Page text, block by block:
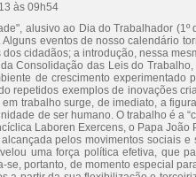
às 09h54
alusivo ao Dia do Trabalhador
Alguns eventos de nosso calendário
cidadãos; a introdução, nessa
Consolidação das Leis do
de crescimento
repetidos exemplos de inovações
trabalho surge, de imediato, a
de ser humano. O trabalho é a
Laboren Exercens, o Papa
pelos movimentos sociais
uma força política efetiva, que
se, portanto, de momento especial